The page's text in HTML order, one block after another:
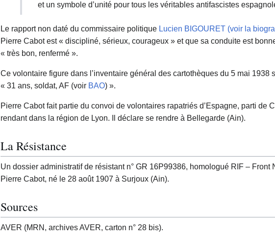
et un symbole d’unité pour tous les véritables antifascistes
Le rapport non daté du commissaire politique Lucien BIGOURET (voir la
Pierre Cabot est « discipliné, sérieux, courageux » et que sa conduite est
« très bon, renfermé ».
Ce volontaire figure dans l’inventaire général des cartothèques du 5 mai 1938
« 31 ans, soldat, AF (voir BAO) ».
Pierre Cabot fait partie du convoi de volontaires rapatriés d’Espagne, parti de
rendant dans la région de Lyon. Il déclare se rendre à Bellegarde (Ain).
La Résistance
Un dossier administratif de résistant n° GR 16P99386, homologué RIF – Front
Pierre Cabot, né le 28 août 1907 à Surjoux (Ain).
Sources
AVER (MRN, archives AVER, carton n° 28 bis).